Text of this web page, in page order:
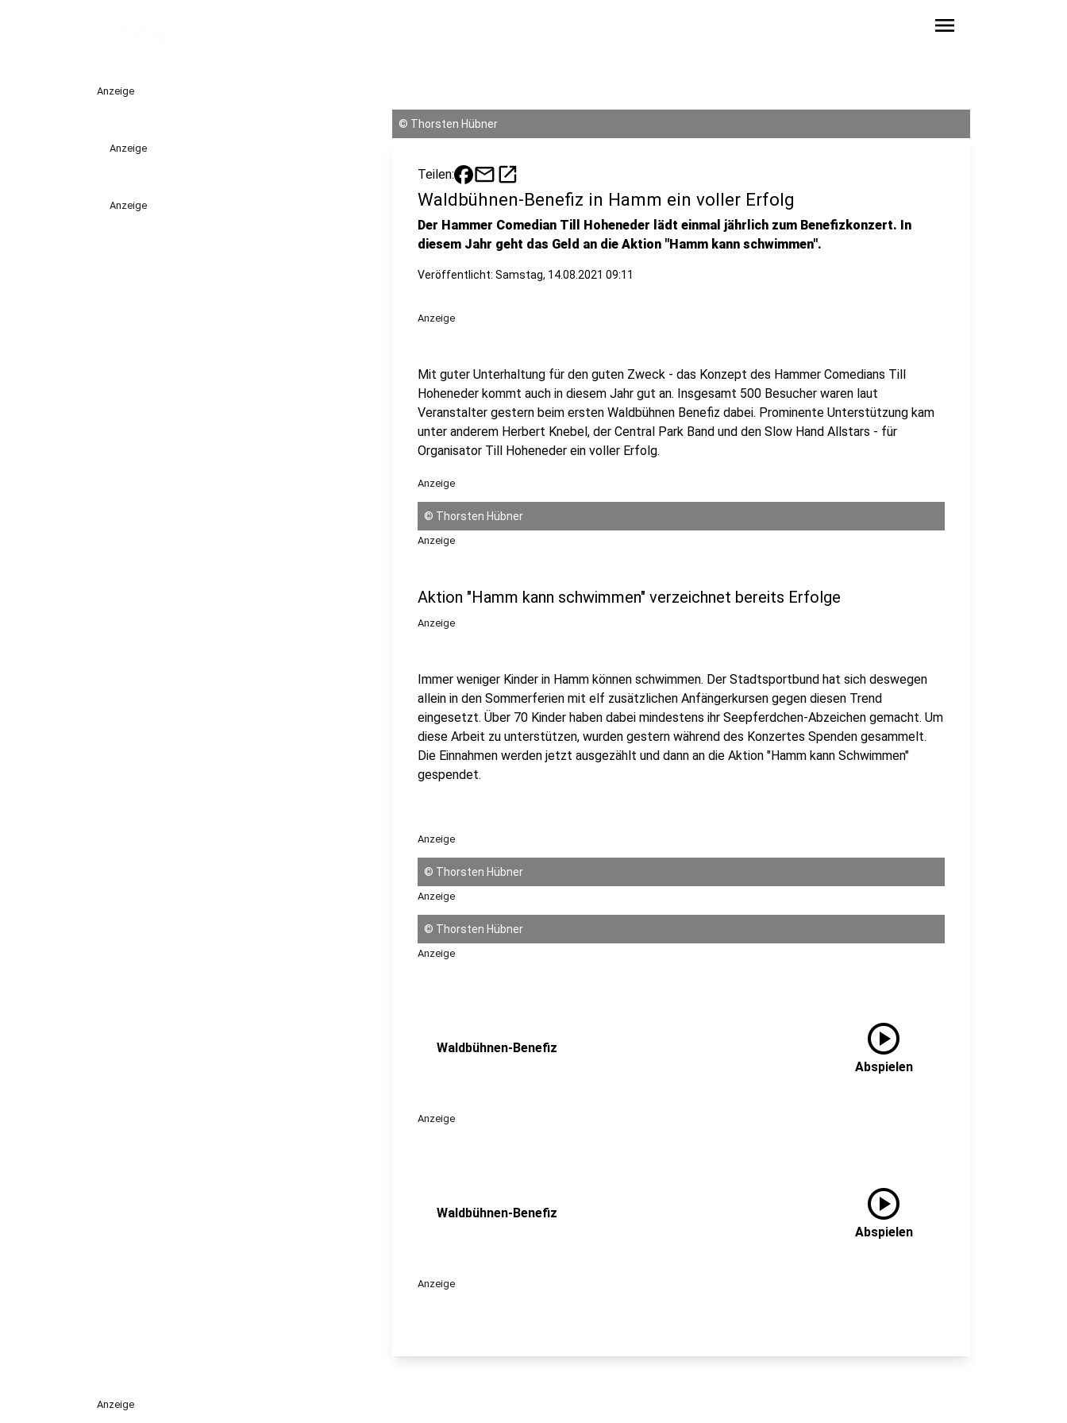
menu
Anzeige
Anzeige
Anzeige
© Thorsten Hübner
Teilen: mailopen_in_new
Waldbühnen-Benefiz in Hamm ein voller Erfolg
Der Hammer Comedian Till Hoheneder lädt einmal jährlich zum Benefizkonzert. In
diesem Jahr geht das Geld an die Aktion "Hamm kann schwimmen".
Veröffentlicht: Samstag, 14.08.2021 09:11
Anzeige
Mit guter Unterhaltung für den guten Zweck - das Konzept des Hammer Comedians Till
Hoheneder kommt auch in diesem Jahr gut an. Insgesamt 500 Besucher waren laut
Veranstalter gestern beim ersten Waldbühnen Benefiz dabei. Prominente Unterstützung kam
unter anderem Herbert Knebel, der Central Park Band und den Slow Hand Allstars - für
Organisator Till Hoheneder ein voller Erfolg.
Anzeige
© Thorsten Hübner
Anzeige
Aktion "Hamm kann schwimmen" verzeichnet bereits Erfolge
Anzeige
Immer weniger Kinder in Hamm können schwimmen. Der Stadtsportbund hat sich deswegen
allein in den Sommerferien mit elf zusätzlichen Anfängerkursen gegen diesen Trend
eingesetzt. Über 70 Kinder haben dabei mindestens ihr Seepferdchen-Abzeichen gemacht. Um
diese Arbeit zu unterstützen, wurden gestern während des Konzertes Spenden gesammelt.
Die Einnahmen werden jetzt ausgezählt und dann an die Aktion "Hamm kann Schwimmen"
gespendet.
Anzeige
© Thorsten Hübner
Anzeige
© Thorsten Hübner
Anzeige
Waldbühnen-Benefiz play_circle
Abspielen
Anzeige
Waldbühnen-Benefiz play_circle
Abspielen
Anzeige
Anzeige